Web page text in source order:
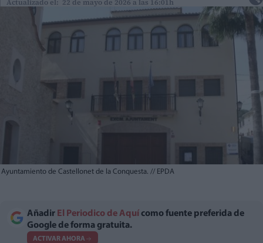
Actualizado el: 22 de mayo de 2026 a las 16:01h
Ayuntamiento de Castellonet de la Conquesta. // EPDA
Añadir El Periodico de Aquí como fuente preferida de
Google de forma gratuita.
ACTIVAR AHORA